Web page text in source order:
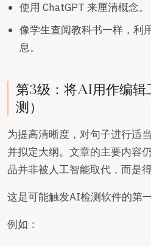
使用 ChatGPT 来厘清概念。
像学生查阅教科书一样，利
息。
第3级：将AI用作编辑
测）
为提高清晰度，对句子进行适
并拟定大纲。文章的主要内容
品并非被人工智能取代，而是
这是可能触发AI检测软件的第一
例如：